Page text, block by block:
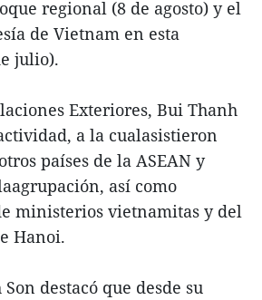
regional (8 de agosto) y el
de Vietnam en esta
julio).
Exteriores, Bui Thanh
a la cualasistieron
países de la ASEAN y
así como
ministerios vietnamitas y del
Hanoi.
destacó que desde su